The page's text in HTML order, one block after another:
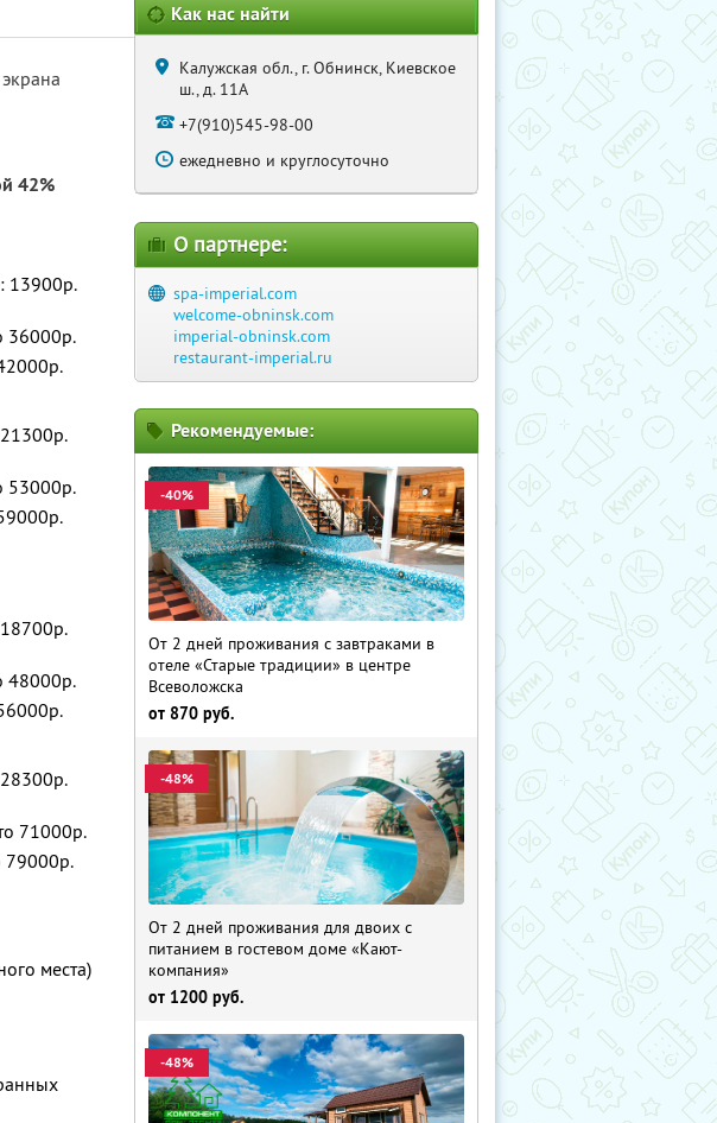
42%
13900р.
36000р.
53000р.
48000р.
71000р.
79000р.
места)
Как нас найти
Калужская обл., г. Обнинск, Киевское
ш., д. 11А
+7(910)545-98-00
ежедневно и круглосуточно
О партнере:
spa-imperial.com
welcome-obninsk.com
imperial-obninsk.com
restaurant-imperial.ru
Рекомендуемые:
-40%
От 2 дней проживания с завтраками в
отеле «Старые традиции» в центре
Всеволожска
от 870 руб.
-48%
От 2 дней проживания для двоих с
питанием в гостевом доме «Кают-
компания»
от 1200 руб.
-48%